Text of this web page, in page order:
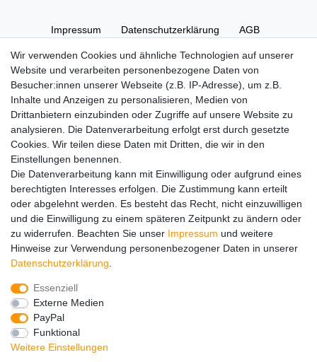
Wir verwenden Cookies und ähnliche Technologien auf unserer
Website und verarbeiten personenbezogene Daten von
Besucher:innen unserer Webseite (z.B. IP-Adresse), um z.B.
Inhalte und Anzeigen zu personalisieren, Medien von
Drittanbietern einzubinden oder Zugriffe auf unsere Website zu
analysieren. Die Datenverarbeitung erfolgt erst durch gesetzte
Cookies. Wir teilen diese Daten mit Dritten, die wir in den
Einstellungen benennen.
Die Datenverarbeitung kann mit Einwilligung oder aufgrund eines
berechtigten Interesses erfolgen. Die Zustimmung kann erteilt
oder abgelehnt werden. Es besteht das Recht, nicht einzuwilligen
und die Einwilligung zu einem späteren Zeitpunkt zu ändern oder
zu widerrufen. Beachten Sie unser Impressum und weitere
Hinweise zur Verwendung personenbezogener Daten in unserer
Daten­schutz­erklärung
Essenziell
Externe Medien
PayPal
Funktional
Weitere Einstellungen
Impressum Daten­schutz­erklärung AGB
Widerrufs­recht Vertrag widerrufen Kontakt
Hinweise zur Batterieentsorgung
Im Zusammenhang mit dem Vertrieb von Batterien oder mit
der Lieferung von Geräten, die Batterien enthalten, sind wir
verpflichtet, Sie auf folgendes hinzuweisen:
Sie sind zur Rückgabe gebrauchter Batterien als Endnutzer
gesetzlich verpflichtet. Sie können Altbatterien, die wir als
Neubatterien im Sortiment führen oder geführt haben,
unentgeltlich an unserem Versandlager (Versandadresse)
zurückgeben. Die auf den Batterien abgebildeten Symbole
haben folgende Bedeutung:
Das Symbol der durchgekreuzten Mülltonne bedeutet, dass
die Batterie nicht in den Hausmüll gegeben werden darf.
Pb = Batterie enthält mehr als 0,004 Masseprozent Blei
Cd = Batterie enthält mehr als 0,002 Masseprozent
Cadmium
Hg = Batterie enthält mehr als 0,0005 Masseprozent